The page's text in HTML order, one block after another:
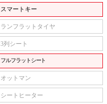
スマートキー
ランフラットタイヤ
3列シート
フルフラットシート
オットマン
シートヒーター